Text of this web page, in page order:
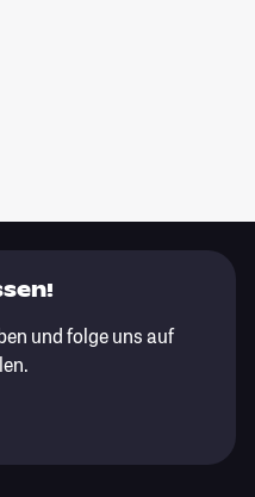
und folge uns auf